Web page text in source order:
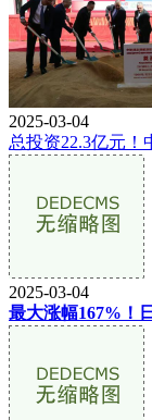
2025-03-04
总投资22.3亿元！
2025-03-04
最大涨幅167%！